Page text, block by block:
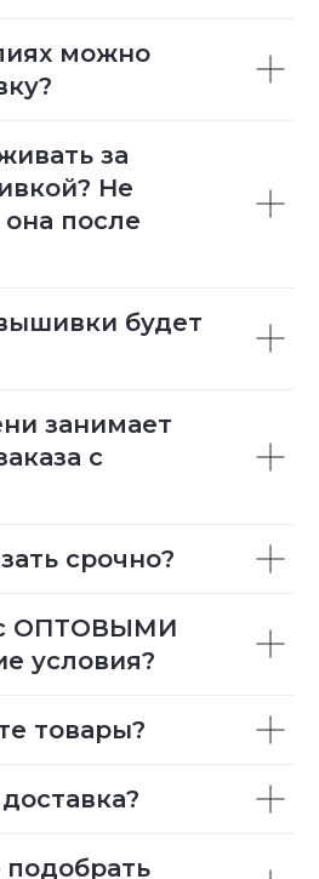
можно
за
Не
после
будет
занимает
с
срочно?
с ОПТОВЫМИ
условия?
товары?